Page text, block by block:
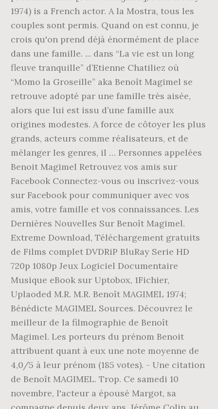
1974) is a French actor. A la Mostra, tous les
couples sont permis. Quand on est connu, je
crois qu'on prend déjà énormément de place
dans une famille. ... dans “La vie est un long
fleuve tranquille” d’Etienne Chatiliez où
“Momo la Groseille” aka Benoît Magimel se
retrouve adopté par une famille très aisée,
alors que lui est issu d’une famille aux
origines modestes. A force de côtoyer les plus
grands, acteurs comme réalisateurs, et de
mélanger les genres, il … Personnes appelées
Benoit Magimel Retrouvez vos amis sur
Facebook Connectez-vous ou inscrivez-vous
sur Facebook pour communiquer avec vos
amis, votre famille et vos connaissances. Les
Dernières Nouvelles Sur Benoît Magimel.
Extreme Download, Téléchargement gratuits
de Films complet DVDRiP BluRay Serie HD
720p 1080p Jeux Logiciel Documentaire
Musique eBook sur Uptobox, 1Fichier,
Uplaoded M.R. M.R. Benoît MAGIMEL 1974;
Bénédicte MAGIMEL Sources. Découvrez le
meilleur de la filmographie de Benoît
Magimel. Les porteurs du prénom Benoit
attribuent quant à eux une note moyenne de
4,0/5 à leur prénom (185 votes). - Une citation
de Benoît MAGIMEL. Trop. Ce samedi 10
novembre, l'acteur a épousé Margot, sa